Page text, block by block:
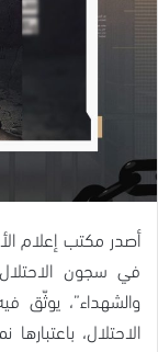
في سجون
والشهداء”، يوثّق
الاحتلال،